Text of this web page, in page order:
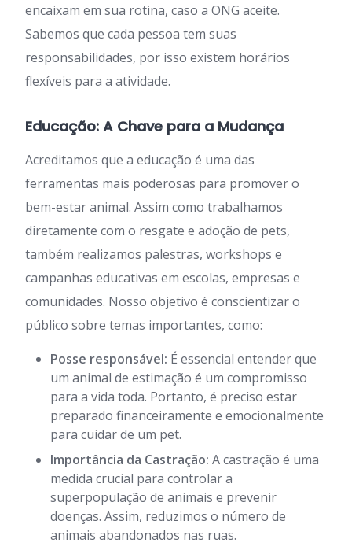
encaixam em sua rotina, caso a ONG aceite.
Sabemos que cada pessoa tem suas
responsabilidades, por isso existem horários
flexíveis para a atividade.
Educação: A Chave para a Mudança
Acreditamos que a educação é uma das
ferramentas mais poderosas para promover o
bem-estar animal. Assim como trabalhamos
diretamente com o resgate e adoção de pets,
também realizamos palestras, workshops e
campanhas educativas em escolas, empresas e
comunidades. Nosso objetivo é conscientizar o
público sobre temas importantes, como:
Posse responsável: É essencial entender que
um animal de estimação é um compromisso
para a vida toda. Portanto, é preciso estar
preparado financeiramente e emocionalmente
para cuidar de um pet.
Importância da Castração: A castração é uma
medida crucial para controlar a
superpopulação de animais e prevenir
doenças. Assim, reduzimos o número de
animais abandonados nas ruas.